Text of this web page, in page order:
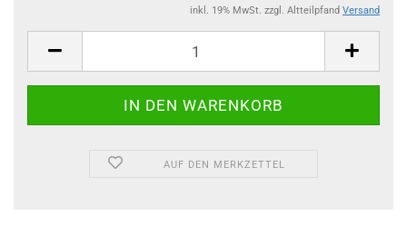
inkl. 19% MwSt. zzgl. Altteilpfand Versand
AUF DEN MERKZETTEL